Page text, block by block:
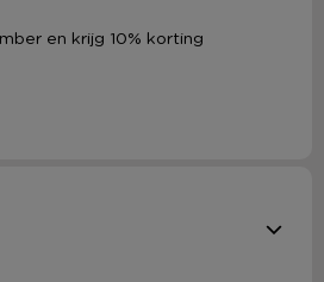
en krijg 10% korting